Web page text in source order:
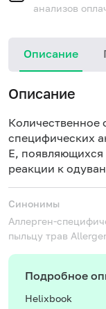
анализов
Описание
Описание
Количественное
специфических
E, появляющихся
реакции к
Синонимы
Аллерген-
пыльцу трав
Подробное
Helixbook